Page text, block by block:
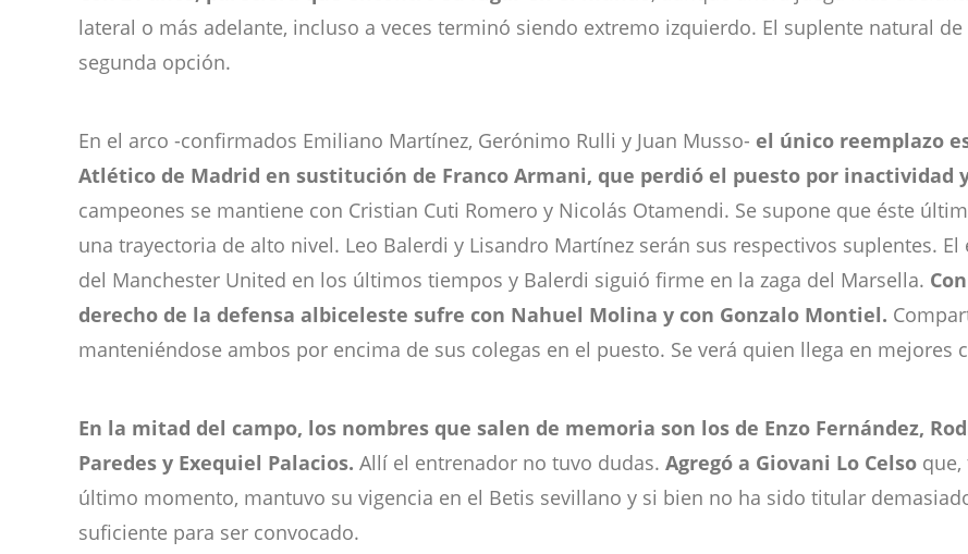
lateral o más adelante, incluso a veces terminó siendo extremo izquierdo. El suplente natural
segunda opción.
En el arco -confirmados Emiliano Martínez, Gerónimo Rulli y Juan Musso- el único reemplazo
Atlético de Madrid en sustitución de Franco Armani, que perdió el puesto por inactividad
campeones se mantiene con Cristian Cuti Romero y Nicolás Otamendi. Se supone que éste
una trayectoria de alto nivel. Leo Balerdi y Lisandro Martínez serán sus respectivos suplentes.
del Manchester United en los últimos tiempos y Balerdi siguió firme en la zaga del Marsella.
derecho de la defensa albiceleste sufre con Nahuel Molina y con Gonzalo Montiel.
manteniéndose ambos por encima de sus colegas en el puesto. Se verá quien llega en mejores
En la mitad del campo, los nombres que salen de memoria son los de Enzo Fernández,
Paredes y Exequiel Palacios. Allí el entrenador no tuvo dudas. Agregó a Giovani Lo Celso
último momento, mantuvo su vigencia en el Betis sevillano y si bien no ha sido titular
suficiente para ser convocado.